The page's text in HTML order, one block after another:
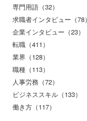
専門用語（32）
求職者インタビュー（78）
企業インタビュー（23）
転職（411）
業界（128）
職種（113）
人事労務（72）
ビジネススキル（133）
働き方（117）